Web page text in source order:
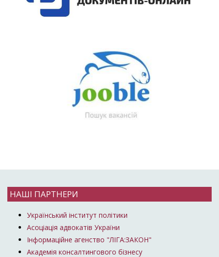
НАШІ ПАРТНЕРИ
Український інститут політики
Асоціація адвокатів України
Інформаційне агенство "ЛІГА:ЗАКОН"
Академія консалтингового бізнесу